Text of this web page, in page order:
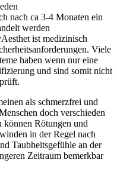
nach ca 3-4 Monaten ein
werden
ist medizinisch
Viele
haben wenn nur eine
und sind somit nicht
als schmerzfrei und
doch verschieden
Rötungen und
in der Regel nach
Taubheitsgefühle an der
Zeitraum bemerkbar